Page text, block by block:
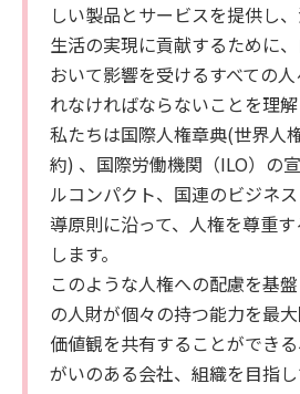
しい製品とサービスを提供し
生活の実現に貢献するために
おいて影響を受けるすべての
れなければならないことを理解
私たちは国際人権章典(世界人
約) 、国際労働機関（ILO）の
ルコンパクト、国連のビジネ
導原則に沿って、人権を尊重
します。
このような人権への配慮を基
の人財が個々の持つ能力を最
価値観を共有することができ
がいのある会社、組織を目指